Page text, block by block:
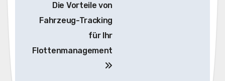
Die Vorteile von
Fahrzeug-Tracking
für Ihr
Flottenmanagement